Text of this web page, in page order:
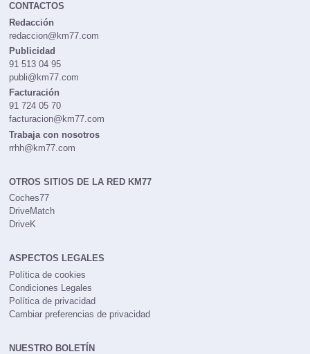
CONTACTOS
Redacción
redaccion@km77.com
Publicidad
91 513 04 95
publi@km77.com
Facturación
91 724 05 70
facturacion@km77.com
Trabaja con nosotros
rrhh@km77.com
OTROS SITIOS DE LA RED KM77
Coches77
DriveMatch
DriveK
ASPECTOS LEGALES
Política de cookies
Condiciones Legales
Política de privacidad
Cambiar preferencias de privacidad
NUESTRO BOLETÍN